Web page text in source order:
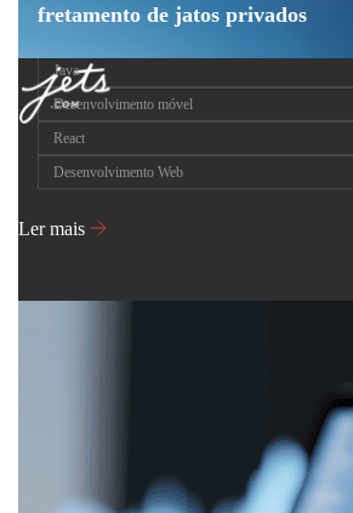
fretamento de jatos privados
Java
Desenvolvimento móvel
React
Desenvolvimento Web
Ler mais